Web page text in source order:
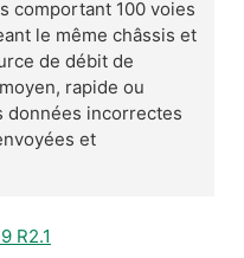
comportant 100 voies
le même châssis et
de débit de
rapide ou
données incorrectes
et
R2.1